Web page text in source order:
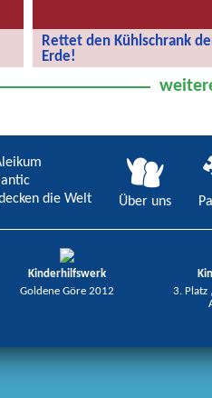
Rettet den Kühlschrank
Erde!
die Welt
Über uns
Kinderhilfswerk
Goldene Göre 2012
3. Platz